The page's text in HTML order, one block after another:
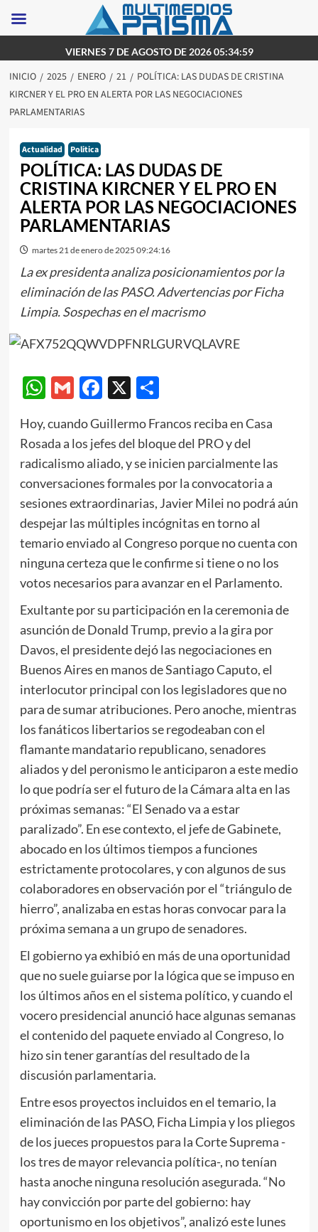
al
contenido
VIERNES 7 DE AGOSTO DE 2026 05:34:59
INICIO 2025 ENERO 21
POLÍTICA: LAS DUDAS DE CRISTINA
KIRCNER Y EL PRO EN ALERTA POR LAS NEGOCIACIONES
PARLAMENTARIAS
Actualidad Politica
POLÍTICA: LAS DUDAS DE
CRISTINA KIRCNER Y EL PRO EN
ALERTA POR LAS NEGOCIACIONES
PARLAMENTARIAS
martes 21 de enero de 2025 09:24:16
La ex presidenta analiza posicionamientos por la
eliminación de las PASO. Advertencias por Ficha
Limpia. Sospechas en el macrismo
WhatsApp
GmailFacebook
X Compartir
Hoy, cuando Guillermo Francos reciba en Casa
Rosada a los jefes del bloque del PRO y del
radicalismo aliado, y se inicien parcialmente las
conversaciones formales por la convocatoria a
sesiones extraordinarias, Javier Milei no podrá aún
despejar las múltiples incógnitas en torno al
temario enviado al Congreso porque no cuenta con
ninguna certeza que le confirme si tiene o no los
votos necesarios para avanzar en el Parlamento.
Exultante por su participación en la ceremonia de
asunción de Donald Trump, previo a la gira por
Davos, el presidente dejó las negociaciones en
Buenos Aires en manos de Santiago Caputo, el
interlocutor principal con los legisladores que no
para de sumar atribuciones. Pero anoche, mientras
los fanáticos libertarios se regodeaban con el
flamante mandatario republicano, senadores
aliados y del peronismo le anticiparon a este medio
lo que podría ser el futuro de la Cámara alta en las
próximas semanas: “El Senado va a estar
paralizado”. En ese contexto, el jefe de Gabinete,
abocado en los últimos tiempos a funciones
estrictamente protocolares, y con algunos de sus
colaboradores en observación por el “triángulo de
hierro”, analizaba en estas horas convocar para la
próxima semana a un grupo de senadores.
El gobierno ya exhibió en más de una oportunidad
que no suele guiarse por la lógica que se impuso en
los últimos años en el sistema político, y cuando el
vocero presidencial anunció hace algunas semanas
el contenido del paquete enviado al Congreso, lo
hizo sin tener garantías del resultado de la
discusión parlamentaria.
Entre esos proyectos incluidos en el temario, la
eliminación de las PASO, Ficha Limpia y los pliegos
de los jueces propuestos para la Corte Suprema -
los tres de mayor relevancia política-, no tenían
hasta anoche ninguna resolución asegurada. “No
hay convicción por parte del gobierno: hay
oportunismo en los objetivos”, analizó este lunes